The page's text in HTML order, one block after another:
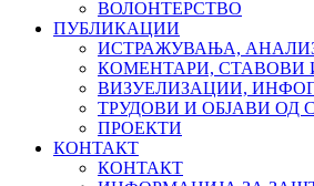
ВОЛОНТЕРСТВО
ПУБЛИКАЦИИ
ИСТРАЖУВАЊА,
КОМЕНТАРИ, СТАВОВИ
ВИЗУЕЛИЗАЦИИ,
ТРУДОВИ И ОБЈАВИ ОД
ПРОЕКТИ
КОНТАКТ
КОНТАКТ